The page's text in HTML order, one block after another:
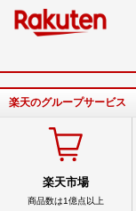
楽天のグループサービス
楽天市場
商品数は1億点以上